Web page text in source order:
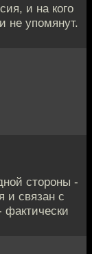
и на кого
не упомянут.
стороны -
и связан с